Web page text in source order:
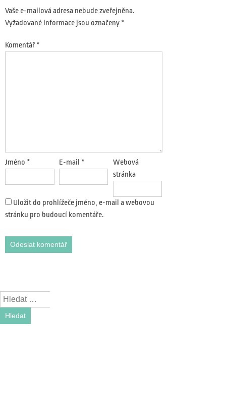
Vaše e-mailová adresa nebude zveřejněna.
Vyžadované informace jsou označeny *
Komentář *
Jméno * E-mail *
Webová
stránka
Uložit do prohlížeče jméno, e-mail a webovou
stránku pro budoucí komentáře.